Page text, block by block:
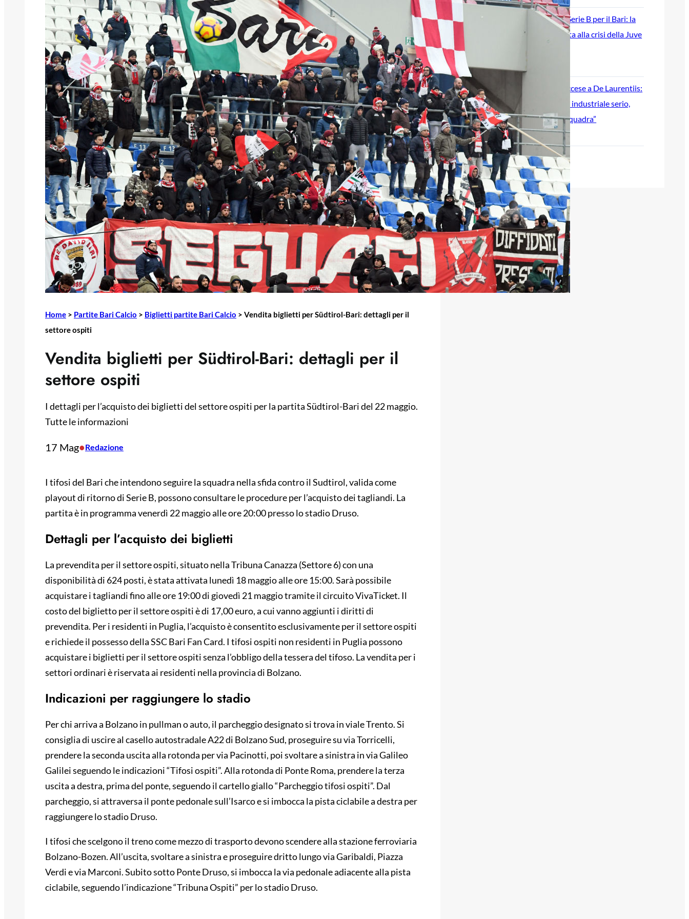
Home > Partite Bari Calcio > Biglietti partite Bari Calcio > Vendita biglietti per Südtirol-Bari: dettagli per il
settore ospiti
Vendita biglietti per Südtirol-Bari: dettagli per il
settore ospiti
I dettagli per l’acquisto dei biglietti del settore ospiti per la partita Südtirol-Bari del 22 maggio.
Tutte le informazioni
17 Mag•Redazione
I tifosi del Bari che intendono seguire la squadra nella sfida contro il Sudtirol, valida come
playout di ritorno di Serie B, possono consultare le procedure per l’acquisto dei tagliandi. La
partita è in programma venerdì 22 maggio alle ore 20:00 presso lo stadio Druso.
Dettagli per l’acquisto dei biglietti
La prevendita per il settore ospiti, situato nella Tribuna Canazza (Settore 6) con una
disponibilità di 624 posti, è stata attivata lunedì 18 maggio alle ore 15:00. Sarà possibile
acquistare i tagliandi fino alle ore 19:00 di giovedì 21 maggio tramite il circuito VivaTicket. Il
costo del biglietto per il settore ospiti è di 17,00 euro, a cui vanno aggiunti i diritti di
prevendita. Per i residenti in Puglia, l’acquisto è consentito esclusivamente per il settore ospiti
e richiede il possesso della SSC Bari Fan Card. I tifosi ospiti non residenti in Puglia possono
acquistare i biglietti per il settore ospiti senza l’obbligo della tessera del tifoso. La vendita per i
settori ordinari è riservata ai residenti nella provincia di Bolzano.
Indicazioni per raggiungere lo stadio
Per chi arriva a Bolzano in pullman o auto, il parcheggio designato si trova in viale Trento. Si
consiglia di uscire al casello autostradale A22 di Bolzano Sud, proseguire su via Torricelli,
prendere la seconda uscita alla rotonda per via Pacinotti, poi svoltare a sinistra in via Galileo
Galilei seguendo le indicazioni “Tifosi ospiti”. Alla rotonda di Ponte Roma, prendere la terza
uscita a destra, prima del ponte, seguendo il cartello giallo “Parcheggio tifosi ospiti”. Dal
parcheggio, si attraversa il ponte pedonale sull’Isarco e si imbocca la pista ciclabile a destra per
raggiungere lo stadio Druso.
I tifosi che scelgono il treno come mezzo di trasporto devono scendere alla stazione ferroviaria
Bolzano-Bozen. All’uscita, svoltare a sinistra e proseguire dritto lungo via Garibaldi, Piazza
Verdi e via Marconi. Subito sotto Ponte Druso, si imbocca la via pedonale adiacente alla pista
ciclabile, seguendo l’indicazione “Tribuna Ospiti” per lo stadio Druso.
Ripescaggio in Serie B per il Bari: la
speranza è legata alla crisi della Juve
Futuro Bari, Leccese a De Laurentiis:
“Serve un piano industriale serio,
non siamo una seconda squadra”
27 Maggio 2026